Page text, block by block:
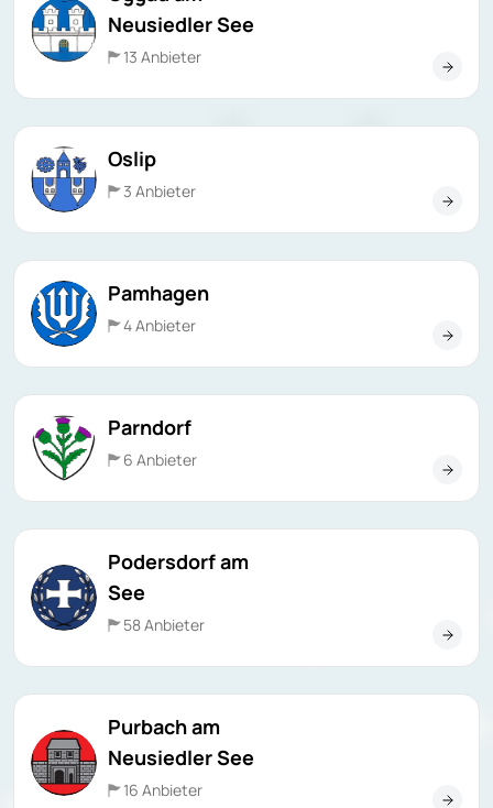
Neusiedler See
13 Anbieter
Oslip
3 Anbieter
Pamhagen
4 Anbieter
Parndorf
6 Anbieter
Podersdorf am
See
58 Anbieter
Purbach am
Neusiedler See
16 Anbieter